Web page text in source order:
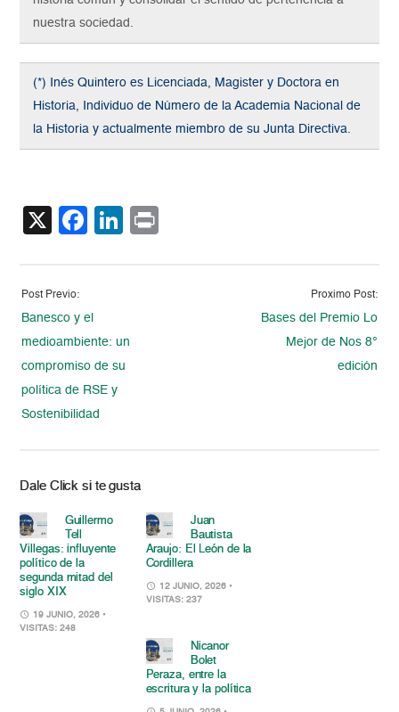
nuestra sociedad.
(*) Inés Quintero es Licenciada, Magister y Doctora en
Historia, Individuo de Número de la Academia Nacional de
la Historia y actualmente miembro de su Junta Directiva.
X Facebook
LinkedIn
Post Previo:
Banesco y el
medioambiente: un
compromiso de su
política de RSE y
Sostenibilidad
Proximo Post:
Bases del Premio Lo
Mejor de Nos 8°
edición
Dale Click si te gusta
Guillermo
Tell
Villegas: influyente
político de la
segunda mitad del
siglo XIX
19 JUNIO, 2026 •
VISITAS: 248
Juan
Bautista
Araujo: El León de la
Cordillera
12 JUNIO, 2026 •
VISITAS: 237
Nicanor
Bolet
Peraza, entre la
escritura y la política